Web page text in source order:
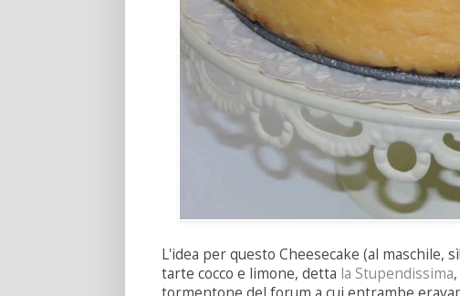
L'idea per questo Cheesecake (al maschile,
tarte cocco e limone, detta la Stupendissima